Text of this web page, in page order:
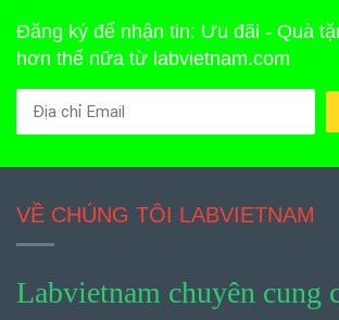
Đăng ký để nhận tin: Ưu đãi - Quà
hơn thế nữa từ labvietnam.com
VỀ CHÚNG TÔI LABVIETNAM
Labvietnam chuyên cung